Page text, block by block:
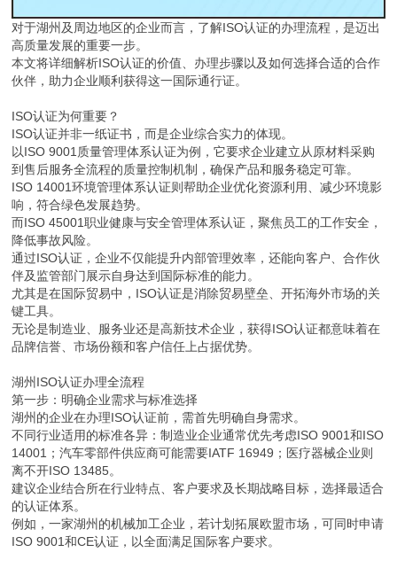
对于湖州及周边地区的企业而言，了解ISO认证的办理流程，是迈出
高质量发展的重要一步。
本文将详细解析ISO认证的价值、办理步骤以及如何选择合适的合作
伙伴，助力企业顺利获得这一国际通行证。
ISO认证为何重要？
ISO认证并非一纸证书，而是企业综合实力的体现。
以ISO 9001质量管理体系认证为例，它要求企业建立从原材料采购
到售后服务全流程的质量控制机制，确保产品和服务稳定可靠。
ISO 14001环境管理体系认证则帮助企业优化资源利用、减少环境影
响，符合绿色发展趋势。
而ISO 45001职业健康与安全管理体系认证，聚焦员工的工作安全，
降低事故风险。
通过ISO认证，企业不仅能提升内部管理效率，还能向客户、合作伙
伴及监管部门展示自身达到国际标准的能力。
尤其是在国际贸易中，ISO认证是消除贸易壁垒、开拓海外市场的关
键工具。
无论是制造业、服务业还是高新技术企业，获得ISO认证都意味着在
品牌信誉、市场份额和客户信任上占据优势。
湖州ISO认证办理全流程
第一步：明确企业需求与标准选择
湖州的企业在办理ISO认证前，需首先明确自身需求。
不同行业适用的标准各异：制造业企业通常优先考虑ISO 9001和ISO
14001；汽车零部件供应商可能需要IATF 16949；医疗器械企业则
离不开ISO 13485。
建议企业结合所在行业特点、客户要求及长期战略目标，选择最适合
的认证体系。
例如，一家湖州的机械加工企业，若计划拓展欧盟市场，可同时申请
ISO 9001和CE认证，以全面满足国际客户要求。